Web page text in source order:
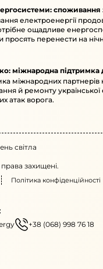
споживання
електроенергії
ощадливе
просять перенести на
міжнародна підтримка
міжнародних партнерів
й ремонту
атак ворога.
світла
захищені.
Політика конфіденційності
+38 (068) 998 76 18